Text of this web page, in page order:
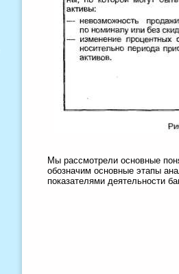
Мы рассмотрели основные
обозначим основные этапы
показателями деятельности